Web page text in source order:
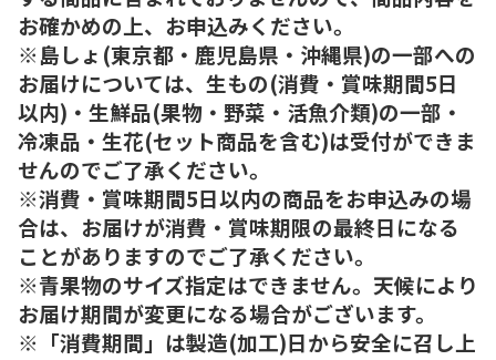
お確かめの上、お申込みください。
※島しょ(東京都・鹿児島県・沖縄県)の一部への
お届けについては、生もの(消費・賞味期間5日
以内)・生鮮品(果物・野菜・活魚介類)の一部・
冷凍品・生花(セット商品を含む)は受付ができま
せんのでご了承ください。
※消費・賞味期間5日以内の商品をお申込みの場
合は、お届けが消費・賞味期限の最終日になる
ことがありますのでご了承ください。
※青果物のサイズ指定はできません。天候により
お届け期間が変更になる場合がございます。
※「消費期間」は製造(加工)日から安全に召し上